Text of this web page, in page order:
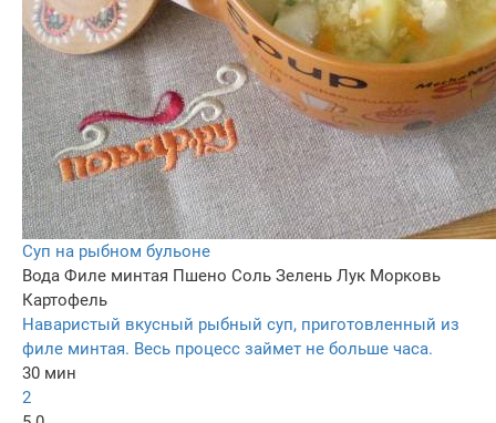
Суп на рыбном бульоне
Вода Филе минтая Пшено Соль Зелень Лук Морковь
Картофель
Наваристый вкусный рыбный суп, приготовленный из
филе минтая. Весь процесс займет не больше часа.
30 мин
2